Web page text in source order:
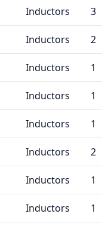
Inductors 3
Inductors 2
Inductors 1
Inductors 1
Inductors 1
Inductors 2
Inductors 1
Inductors 1